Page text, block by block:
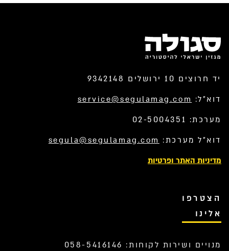
יד חרוצים 10 ירושלים 9342148
דוא”ל: service@segulamag.com
מערכת: 02-5004351
דוא”ל מערכת: segula@segulamag.com
מדיניות האתר ופרטיות
הצטרפו
אלינו
מנויים ושירות לקוחות: 058-5416146